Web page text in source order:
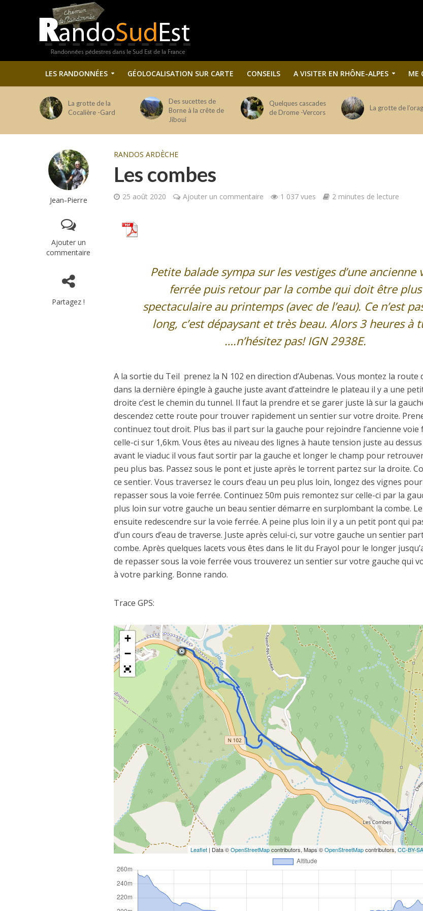
LES RANDONNÉES GÉOLOCALISATION SUR CARTE CONSEILS A VISITER EN RHÔNE-ALPES ME
La grotte de la
Cocalière -Gard
Des sucettes de
Borne à la crête de
Jiboui
Quelques cascades
de Drome -Vercors
La grotte de
Jean-Pierre
Ajouter un
commentaire
Partagez !
RANDOS ARDÈCHE
Les combes
25 août 2020 Ajouter un commentaire 1 037 vues 2 minutes de lecture
Petite balade sympa sur les vestiges d’une ancienne
ferrée puis retour par la combe qui doit être plus
spectaculaire au printemps (avec de l’eau). Ce n’est
long, c’est dépaysant et très beau. Alors 3 heures à
….n’hésitez pas! IGN 2938E.
A la sortie du Teil prenez la N 102 en direction d’Aubenas. Vous montez la route
dans la dernière épingle à gauche juste avant d’atteindre le plateau il y a une
droite c’est le chemin du tunnel. Il faut la prendre et se garer juste là sur la
descendez cette route pour trouver rapidement un sentier sur votre droite.
continuez tout droit. Plus bas il part sur la gauche pour rejoindre l’ancienne voie
celle-ci sur 1,6km. Vous êtes au niveau des lignes à haute tension juste au dessus
avant le viaduc il vous faut sortir par la gauche et longer le champ pour
peu plus bas. Passez sous le pont et juste après le torrent partez sur la droite.
ce sentier. Vous traversez le cours d’eau un peu plus loin, longez des vignes
repasser sous la voie ferrée. Continuez 50m puis remontez sur celle-ci par la
plus loin sur votre gauche un beau sentier démarre en surplombant la combe.
ensuite redescendre sur la voie ferrée. A peine plus loin il y a un petit pont qui
d’un cours d’eau de traverse. Juste après celui-ci, sur votre gauche un sentier
combe. Après quelques lacets vous êtes dans le lit du Frayol pour le longer
de repasser sous la voie ferrée vous trouverez un sentier sur votre gauche qui
à votre parking. Bonne rando.
Trace GPS:
+
−
Leaflet | Data ©OpenStreetMapcontributors, Maps ©OpenStreetMapcontributors,CC-BY-SA